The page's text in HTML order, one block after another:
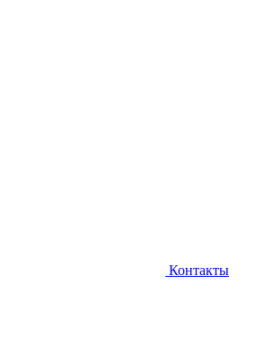
Контакты